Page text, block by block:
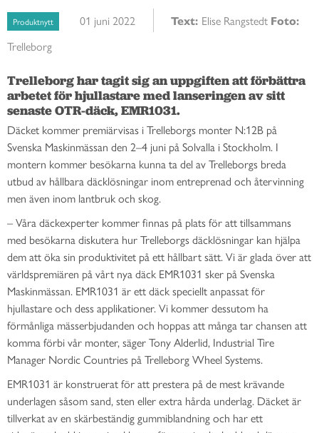
Produktnytt 01 juni 2022 Text: Elise Rangstedt Foto:
Trelleborg
Trelleborg har tagit sig an uppgiften att förbättra
arbetet för hjullastare med lanseringen av sitt
senaste OTR-däck, EMR1031.
Däcket kommer premiärvisas i Trelleborgs monter N:12B på
Svenska Maskinmässan den 2–4 juni på Solvalla i Stockholm. I
montern kommer besökarna kunna ta del av Trelleborgs breda
utbud av hållbara däcklösningar inom entreprenad och återvinning
men även inom lantbruk och skog.
– Våra däckexperter kommer finnas på plats för att tillsammans
med besökarna diskutera hur Trelleborgs däcklösningar kan hjälpa
dem att öka sin produktivitet på ett hållbart sätt. Vi är glada över att
världspremiären på vårt nya däck EMR1031 sker på Svenska
Maskinmässan. EMR1031 är ett däck speciellt anpassat för
hjullastare och dess applikationer. Vi kommer dessutom ha
förmånliga mässerbjudanden och hoppas att många tar chansen att
komma förbi vår monter, säger Tony Alderlid, Industrial Tire
Manager Nordic Countries på Trelleborg Wheel Systems.
EMR1031 är konstruerat för att prestera på de mest krävande
underlagen såsom sand, sten eller extra hårda underlag. Däcket är
tillverkat av en skärbeständig gummiblandning och har ett